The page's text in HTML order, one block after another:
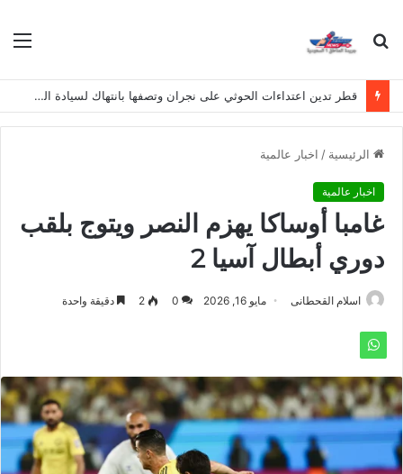
بحث
قطر تدين اعتداءات الحوثي على نجران وتصفها بانتهاك لسيادة المملكة
الرئيسية / اخبار عالمية
اخبار عالمية
غامبا أوساكا يهزم النصر ويتوج بلقب
دوري أبطال آسيا 2
اسلام القحطانى مايو 16, 2026 0
2 دقيقة واحدة